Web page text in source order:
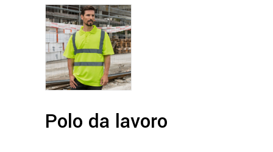
Polo da lavoro